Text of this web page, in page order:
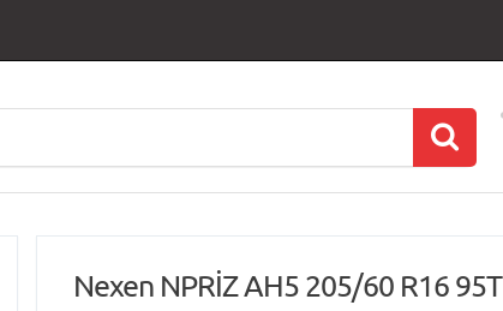
Nexen NPRİZ AH5 205/60 R16 95T